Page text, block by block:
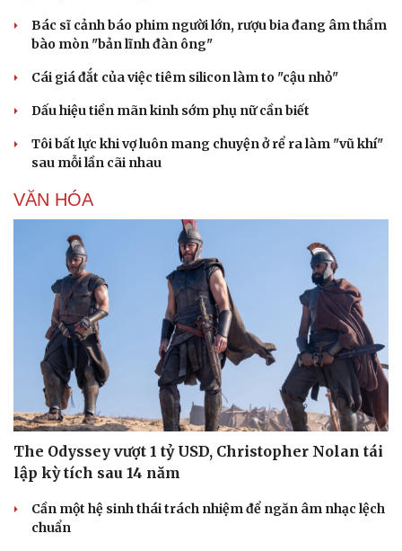
Bác sĩ cảnh báo phim người lớn, rượu bia đang âm thầm
bào mòn "bản lĩnh đàn ông"
Cái giá đắt của việc tiêm silicon làm to "cậu nhỏ"
Dấu hiệu tiền mãn kinh sớm phụ nữ cần biết
Tôi bất lực khi vợ luôn mang chuyện ở rể ra làm "vũ khí"
sau mỗi lần cãi nhau
VĂN HÓA
The Odyssey vượt 1 tỷ USD, Christopher Nolan tái
lập kỳ tích sau 14 năm
Cần một hệ sinh thái trách nhiệm để ngăn âm nhạc lệch
chuẩn